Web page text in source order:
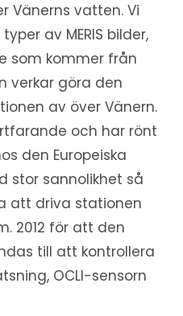
Vänerns vatten. Vi
av MERIS bilder,
som kommer från
verkar göra den
av över Vänern.
och har rönt
den Europeiska
stor sannolikhet så
att driva stationen
2012 för att den
till att kontrollera
OCLI-sensorn